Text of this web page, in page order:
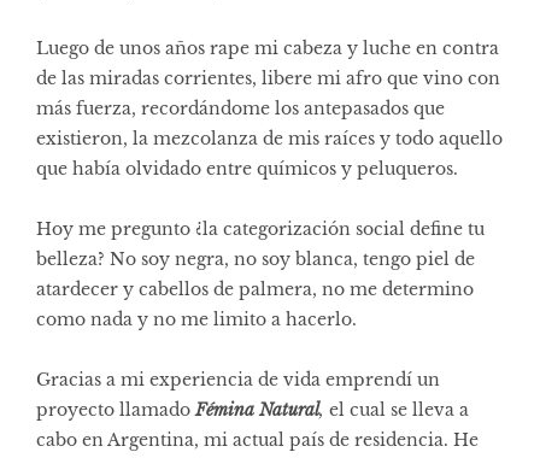
Luego de unos años rape mi cabeza y luche en contra
de las miradas corrientes, libere mi afro que vino con
más fuerza, recordándome los antepasados que
existieron, la mezcolanza de mis raíces y todo aquello
que había olvidado entre químicos y peluqueros.
Hoy me pregunto ¿la categorización social define tu
belleza? No soy negra, no soy blanca, tengo piel de
atardecer y cabellos de palmera, no me determino
como nada y no me limito a hacerlo.
Gracias a mi experiencia de vida emprendí un
proyecto llamadoFémina Natural, el cual se lleva a
cabo en Argentina, mi actual país de residencia. He